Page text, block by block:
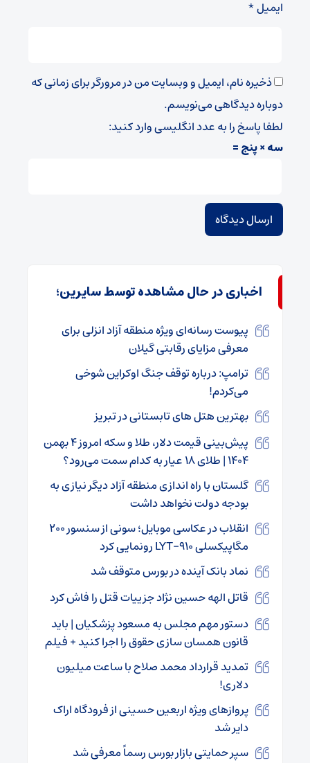
ایمیل*
ذخیره نام، ایمیل و وبسایت من در مرورگر برای زمانی که
دوباره دیدگاهی می‌نویسم.
لطفا پاسخ را به عدد انگلیسی وارد کنید:
سه × پنج =
اخباری در حال مشاهده توسط سایرین؛
پیوست رسانه‌ای ویژه منطقه آزاد انزلی برای
معرفی مزایای رقابتی گیلان
ترامپ: درباره توقف جنگ اوکراین شوخی
می‌کردم!
بهترین هتل های تابستانی در تبریز
پیش‌بینی قیمت دلار، طلا و سکه امروز ۴ بهمن
۱۴۰۴ | طلای ۱۸ عیار به کدام سمت می‌رود؟
گلستان با راه اندازی منطقه آزاد دیگر نیازی به
بودجه دولت نخواهد داشت
انقلاب در عکاسی موبایل؛ سونی از سنسور ۲۰۰
مگاپیکسلی LYT-۹۱۰ رونمایی کرد
نماد بانک آینده در بورس متوقف شد
قاتل الهه حسین نژاد جزییات قتل را فاش کرد
دستور مهم مجلس به مسعود پزشکیان | باید
قانون همسان سازی حقوق را اجرا کنید + فیلم
تمدید قرارداد محمد صلاح با ساعت میلیون
دلاری!
پروازهای ویژه اربعین حسینی از فرودگاه اراک
دایر شد
سپر حمایتی بازار بورس رسماً معرفی شد